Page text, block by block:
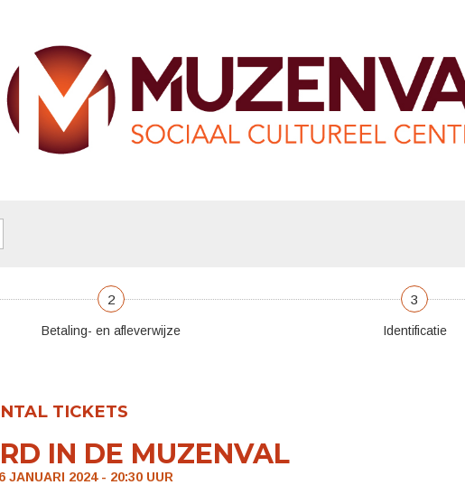
2
Betaling- en afleverwijze
3
Identificatie
TICKETS
IN DE MUZENVAL
JANUARI 2024 - 20:30 UUR